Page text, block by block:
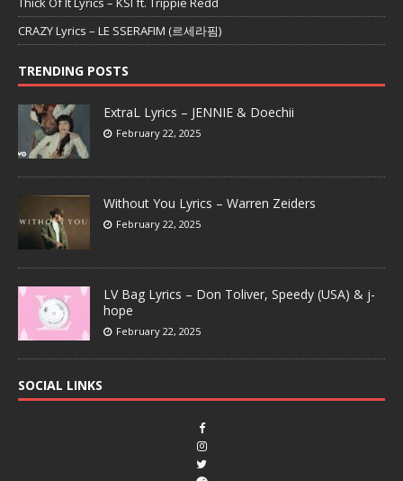
CRAZY Lyrics – LE SSERAFIM (르세라핌)
TRENDING POSTS
ExtraL Lyrics – JENNIE & Doechii
February 22, 2025
Without You Lyrics – Warren Zeiders
February 22, 2025
LV Bag Lyrics – Don Toliver, Speedy (USA) & j-
hope
February 22, 2025
SOCIAL LINKS